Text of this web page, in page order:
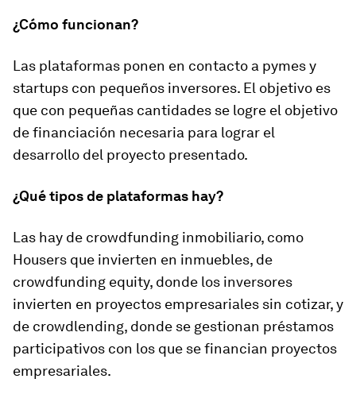
¿Cómo funcionan?
Las plataformas ponen en contacto a pymes y
startups con pequeños inversores. El objetivo es
que con pequeñas cantidades se logre el objetivo
de financiación necesaria para lograr el
desarrollo del proyecto presentado.
¿Qué tipos de plataformas hay?
Las hay de crowdfunding inmobiliario, como
Housers que invierten en inmuebles, de
crowdfunding equity, donde los inversores
invierten en proyectos empresariales sin cotizar, y
de crowdlending, donde se gestionan préstamos
participativos con los que se financian proyectos
empresariales.